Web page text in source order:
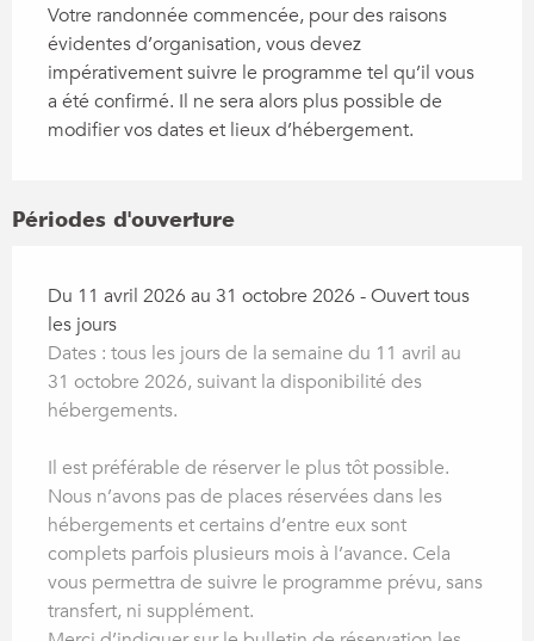
Votre randonnée commencée, pour des raisons
évidentes d’organisation, vous devez
impérativement suivre le programme tel qu’il vous
a été confirmé. Il ne sera alors plus possible de
modifier vos dates et lieux d’hébergement.
Périodes d'ouverture
Du 11 avril 2026 au 31 octobre 2026 - Ouvert tous
les jours
Dates : tous les jours de la semaine du 11 avril au
31 octobre 2026, suivant la disponibilité des
hébergements.
Il est préférable de réserver le plus tôt possible.
Nous n’avons pas de places réservées dans les
hébergements et certains d’entre eux sont
complets parfois plusieurs mois à l’avance. Cela
vous permettra de suivre le programme prévu, sans
transfert, ni supplément.